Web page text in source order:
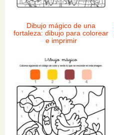
Dibujo mágico de una
fortaleza: dibujo para colorear
e imprimir